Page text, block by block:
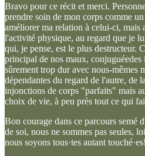
Bravo pour ce récit et merci.
prendre soin de mon corps comme
améliorer ma relation à celui-ci, mais
l'activité physique, au regard que je
qui, je pense, est le plus destructeur.
principal de nos maux,
sûrement trop dur avec nous-mêmes
dépendantes du regard de l'autre, de
injonctions de corps "parfaits" mais
choix de vie, à peu près tout ce qui
Bon courage dans ce parcours semé
de soi, nous ne sommes pas seules,
nous soyons tous·tes autant